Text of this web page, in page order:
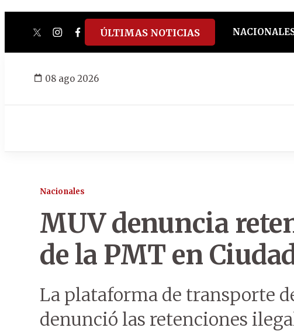
twitterinstagram
facebook
tiktokyoutube
spotify
ÚLTIMAS NOTICIAS
08 ago 2026
Nacionales
MUV denuncia
de la PMT en
La plataforma de transporte
denunció las retenciones